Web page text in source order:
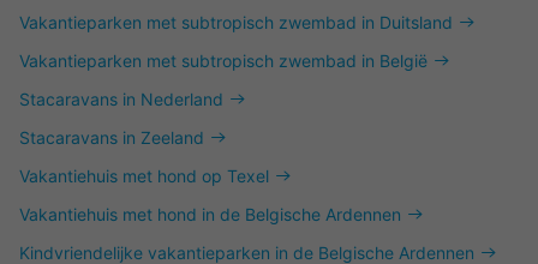
Vakantieparken met subtropisch zwembad in Duitsland
Vakantieparken met subtropisch zwembad in België
Stacaravans in Nederland
Stacaravans in Zeeland
Vakantiehuis met hond op Texel
Vakantiehuis met hond in de Belgische Ardennen
Kindvriendelijke vakantieparken in de Belgische Ardennen